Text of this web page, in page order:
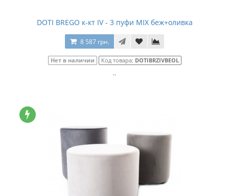
DOTI BREGO к-кт IV - 3 пуфи MIX беж+оливка
8 587 грн.
Нет в наличии Код товара: DOTIBRZIVBEOL
..